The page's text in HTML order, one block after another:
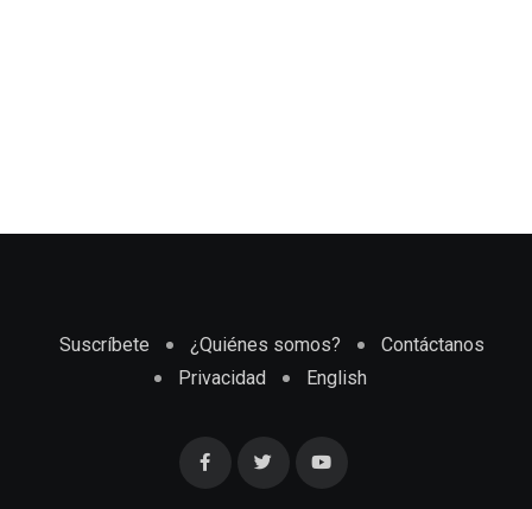
Suscríbete ¿Quiénes somos?
Contáctanos
Privacidad
English